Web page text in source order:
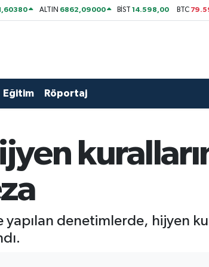
ALTIN 6862,09000 BİST14.598,00 BTC
Eğitim Röportaj
yapılan denetimlerde, hijyen